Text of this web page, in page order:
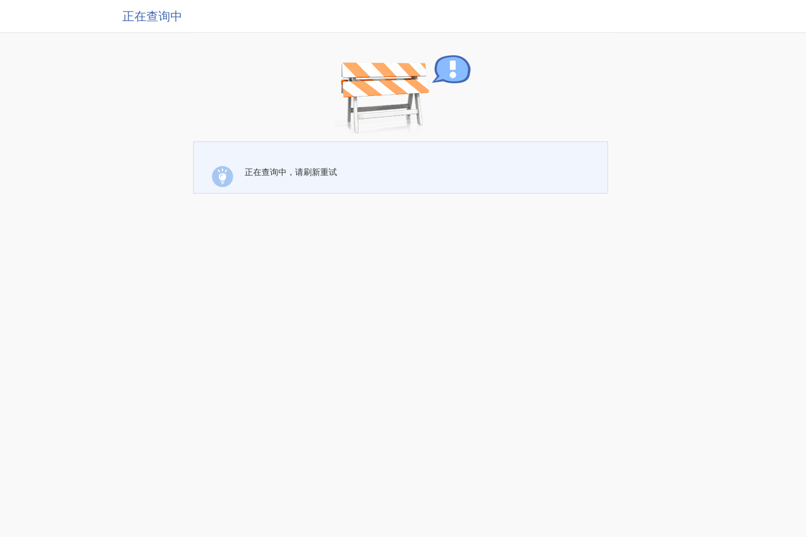
正在查询中
正在查询中，请刷新重试